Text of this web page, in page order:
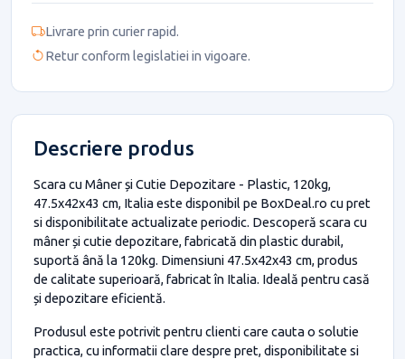
Livrare prin curier rapid.
Retur conform legislatiei in vigoare.
Descriere produs
Scara cu Mâner și Cutie Depozitare - Plastic, 120kg,
47.5x42x43 cm, Italia este disponibil pe BoxDeal.ro cu pret
si disponibilitate actualizate periodic. Descoperă scara cu
mâner și cutie depozitare, fabricată din plastic durabil,
suportă ână la 120kg. Dimensiuni 47.5x42x43 cm, produs
de calitate superioară, fabricat în Italia. Ideală pentru casă
și depozitare eficientă.
Produsul este potrivit pentru clienti care cauta o solutie
practica, cu informatii clare despre pret, disponibilitate si